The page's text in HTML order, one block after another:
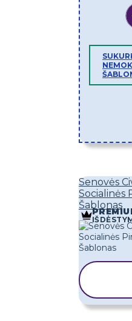
Senovės
Socialinės
Šablonas